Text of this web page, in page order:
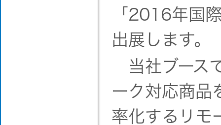
「2016年国
出展します。
当社ブース
ーク対応商品
率化するリモ